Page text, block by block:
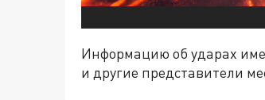
Информацию об ударах
и другие представители